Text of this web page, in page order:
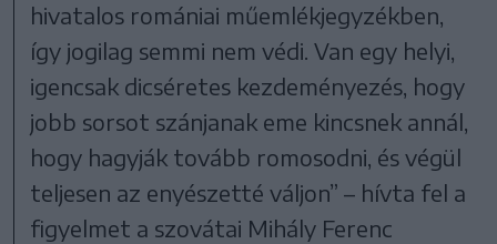
hivatalos romániai műemlékjegyzékben,
így jogilag semmi nem védi. Van egy helyi,
igencsak dicséretes kezdeményezés, hogy
jobb sorsot szánjanak eme kincsnek annál,
hogy hagyják tovább romosodni, és végül
teljesen az enyészetté váljon” – hívta fel a
figyelmet a szovátai Mihály Ferenc